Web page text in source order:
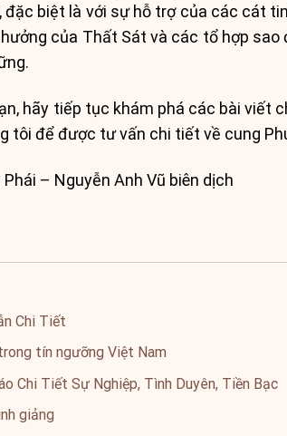
biệt là với sự hỗ trợ của các cát
của Thất Sát và các tổ hợp sao
hãy tiếp tục khám phá các bài viết
tôi để được tư vấn chi tiết về cung
– Nguyễn Anh Vũ biên dịch
Chi Tiết
tín ngưỡng Việt Nam
Chi Tiết Sự Nghiệp, Tình Duyên, Tiền Bạc
giảng